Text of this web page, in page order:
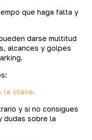
que haga falta y
darse multitud
alcances y golpes
la clave.
y si no consigues
dudas sobre la